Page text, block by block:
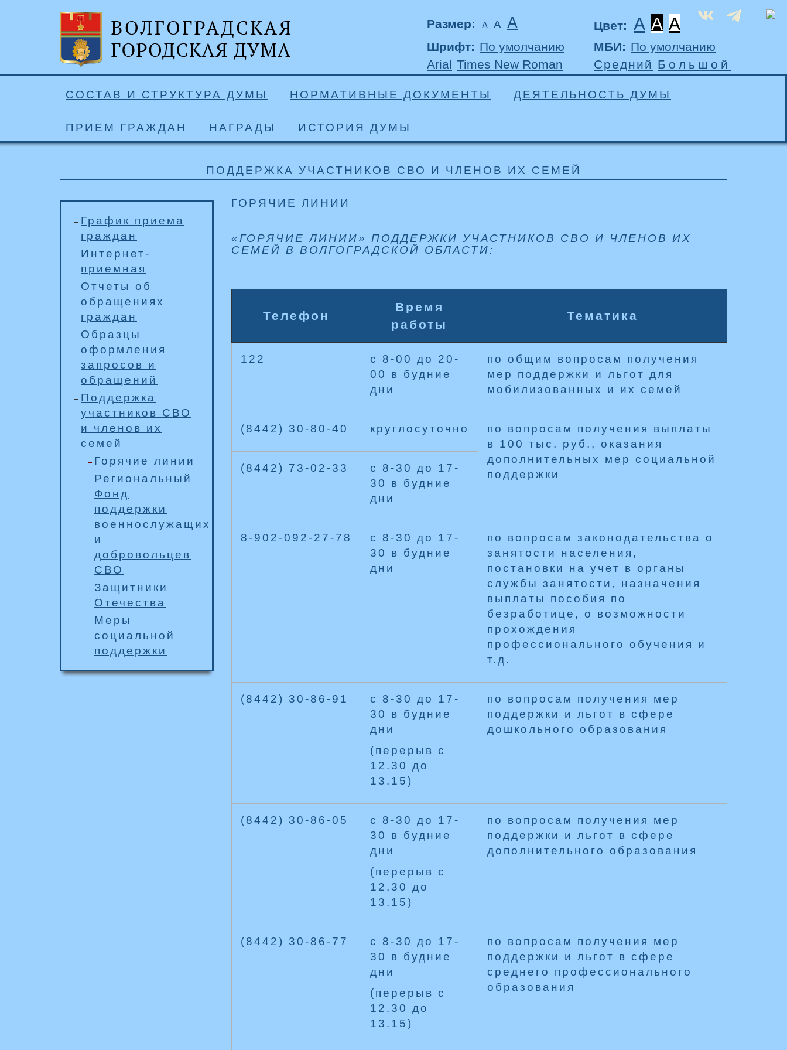
Размер: А А А Цвет: A A A
Шрифт: По умолчанию
Arial Times New Roman
МБИ: По умолчанию
Средний Большой
СОСТАВ И СТРУКТУРА ДУМЫ НОРМАТИВНЫЕ ДОКУМЕНТЫ ДЕЯТЕЛЬНОСТЬ ДУМЫ
ПРИЕМ ГРАЖДАН НАГРАДЫ ИСТОРИЯ ДУМЫ
ПОДДЕРЖКА УЧАСТНИКОВ СВО И ЧЛЕНОВ ИХ СЕМЕЙ
График приема
граждан
Интернет-
приемная
Отчеты об
обращениях
граждан
Образцы
оформления
запросов и
обращений
Поддержка
участников СВО
и членов их
семей
Горячие линии
Региональный
Фонд
поддержки
военнослужащих
и
добровольцев
СВО
Защитники
Отечества
Меры
социальной
поддержки
ГОРЯЧИЕ ЛИНИИ
«ГОРЯЧИЕ ЛИНИИ» ПОДДЕРЖКИ УЧАСТНИКОВ СВО И ЧЛЕНОВ ИХ
СЕМЕЙ В ВОЛГОГРАДСКОЙ ОБЛАСТИ:
Телефон
Время
работы
Тематика
122
с 8-00 до 20-
00 в будние
дни
по общим вопросам получения
мер поддержки и льгот для
мобилизованных и их семей
(8442) 30-80-40 круглосуточно
по вопросам получения выплаты
в 100 тыс. руб., оказания
дополнительных мер социальной
поддержки
(8442) 73-02-33
с 8-30 до 17-
30 в будние
дни
8-902-092-27-78
с 8-30 до 17-
30 в будние
дни
по вопросам законодательства о
занятости населения,
постановки на учет в органы
службы занятости, назначения
выплаты пособия по
безработице, о возможности
прохождения
профессионального обучения и
т.д.
(8442) 30-86-91
с 8-30 до 17-
30 в будние
дни
(перерыв с
12.30 до
13.15)
по вопросам получения мер
поддержки и льгот в сфере
дошкольного образования
(8442) 30-86-05
с 8-30 до 17-
30 в будние
дни
(перерыв с
12.30 до
13.15)
по вопросам получения мер
поддержки и льгот в сфере
дополнительного образования
(8442) 30-86-77
с 8-30 до 17-
30 в будние
дни
(перерыв с
12.30 до
13.15)
по вопросам получения мер
поддержки и льгот в сфере
среднего профессионального
образования